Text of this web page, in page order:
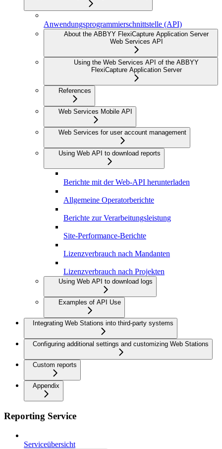
Anwendungsprogrammierschnittstelle (API)
About the ABBYY FlexiCapture Application Server
Web Services API
Using the Web Services API of the ABBYY
FlexiCapture Application Server
References
Web Services Mobile API
Web Services for user account management
Using Web API to download reports
Berichte mit der Web-API herunterladen
Allgemeine Operatorberichte
Berichte zur Verarbeitungsleistung
Site-Performance-Berichte
Lizenzverbrauch nach Mandanten
Lizenzverbrauch nach Projekten
Using Web API to download logs
Examples of API Use
Integrating Web Stations into third-party systems
Configuring additional settings and customizing Web Stations
Custom reports
Appendix
Reporting Service
Serviceübersicht